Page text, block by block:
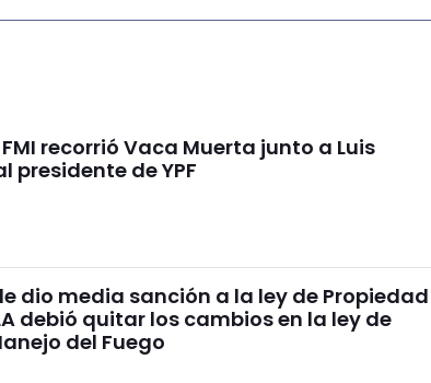
recorrió Vaca Muerta junto a Luis
presidente de YPF
dio media sanción a la ley de Propiedad
debió quitar los cambios en la ley de
del Fuego